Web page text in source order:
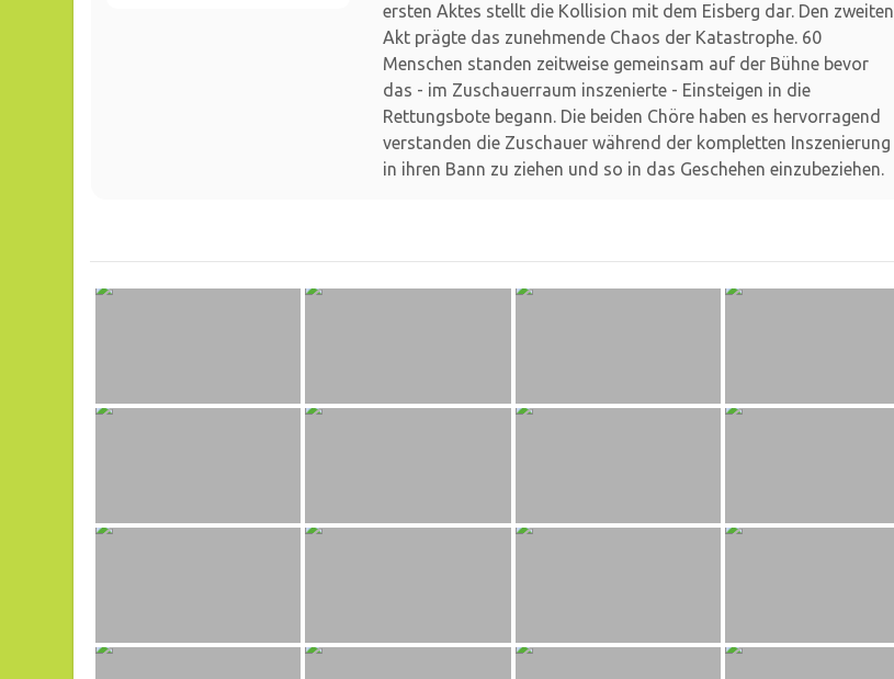
ersten Aktes stellt die Kollision mit dem Eisberg dar. Den zweiten
Akt prägte das zunehmende Chaos der Katastrophe. 60
Menschen standen zeitweise gemeinsam auf der Bühne bevor
das - im Zuschauerraum inszenierte - Einsteigen in die
Rettungsbote begann. Die beiden Chöre haben es hervorragend
verstanden die Zuschauer während der kompletten Inszenierung
in ihren Bann zu ziehen und so in das Geschehen einzubeziehen.